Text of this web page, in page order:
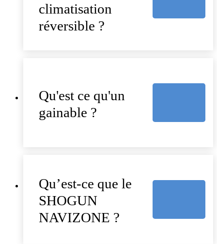
climatisation
réversible ?
Qu'est ce qu'un
gainable ?
Qu’est-ce que le
SHOGUN
NAVIZONE ?